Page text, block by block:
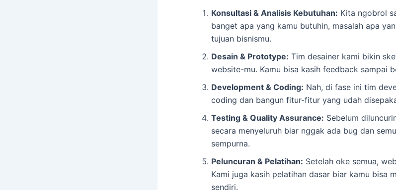
Konsultasi & Analisis Kebutuhan: Kita ngobrol
banget apa yang kamu butuhin, masalah apa
tujuan bisnismu.
Desain & Prototype: Tim desainer kami bikin
website-mu. Kamu bisa kasih feedback sampai
Development & Coding: Nah, di fase ini tim
coding dan bangun fitur-fitur yang udah
Testing & Quality Assurance: Sebelum
secara menyeluruh biar nggak ada bug dan
sempurna.
Peluncuran & Pelatihan: Setelah oke semua,
Kami juga kasih pelatihan dasar biar kamu bisa
sendiri.